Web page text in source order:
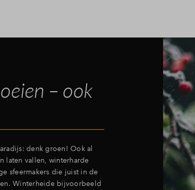
– ook
denk groen! Ook al
laten vallen, winterharde
sfeermakers die juist in de
Winterheide bijvoorbeeld